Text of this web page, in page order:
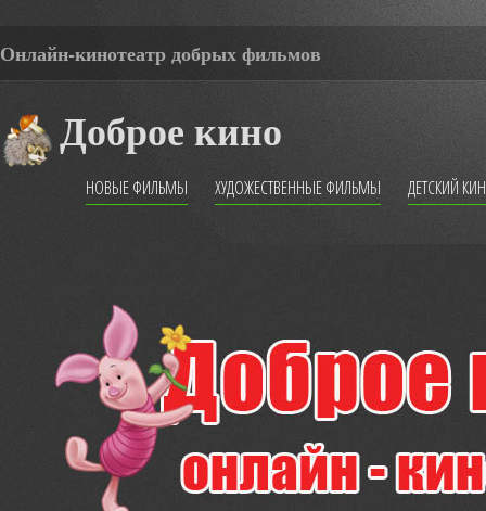
Онлайн-кинотеатр добрых фильмов
Доброе кино
НОВЫЕ ФИЛЬМЫ ХУДОЖЕСТВЕННЫЕ ФИЛЬМЫ ДЕТСКИЙ